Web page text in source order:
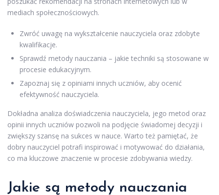
mediach społecznościowych.
Zwróć uwagę na wykształcenie nauczyciela oraz zdobyte
kwalifikacje.
Sprawdź metody nauczania – jakie techniki są stosowane w
procesie edukacyjnym.
Zapoznaj się z opiniami innych uczniów, aby ocenić
efektywność nauczyciela.
Dokładna analiza doświadczenia nauczyciela, jego metod oraz
opinii innych uczniów pozwoli na podjęcie świadomej decyzji i
zwiększy szansę na sukces w nauce. Warto też pamiętać, że
dobry nauczyciel potrafi inspirować i motywować do działania,
co ma kluczowe znaczenie w procesie zdobywania wiedzy.
Jakie są metody nauczania